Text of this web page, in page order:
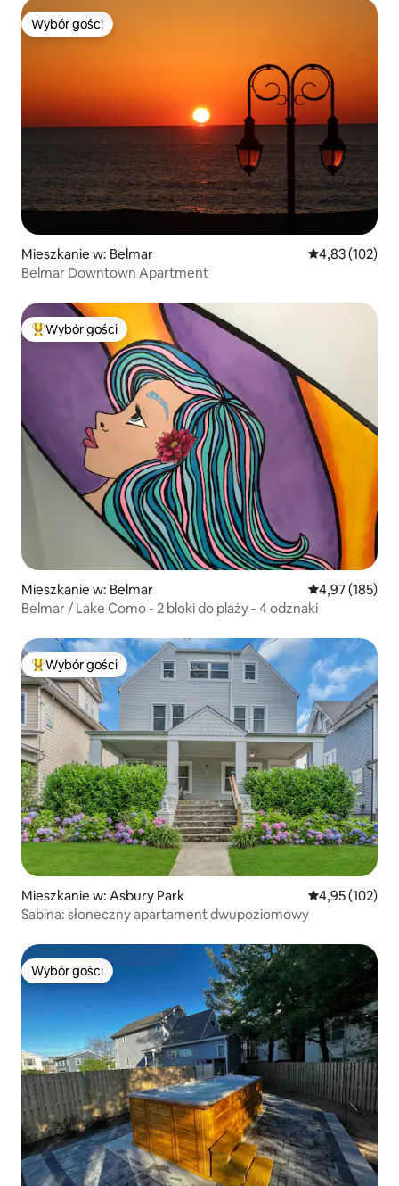
Wybór gości
Wybór gości
Mieszkanie w: Belmar Średnia
4,83 (102)
Belmar Downtown Apartment
Najpopularniejsze z kategorii Wybór gości
Wybór gości
Mieszkanie w: Belmar Średnia
4,97 (185)
Belmar / Lake Como - 2 bloki do plaży - 4 odznaki
Najpopularniejsze z kategorii Wybór gości
Wybór gości
Mieszkanie w: Asbury Park Średnia
4,95 (102)
Sabina: słoneczny apartament dwupoziomowy
Wybór gości
Wybór gości